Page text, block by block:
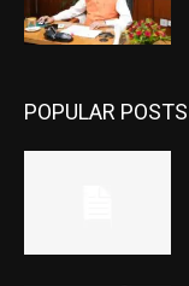
POPULAR POSTS